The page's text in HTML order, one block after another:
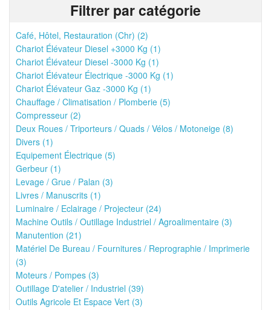
Filtrer par catégorie
Café, Hôtel, Restauration (Chr) (2)
Chariot Élévateur Diesel +3000 Kg (1)
Chariot Élévateur Diesel -3000 Kg (1)
Chariot Élévateur Électrique -3000 Kg (1)
Chariot Élévateur Gaz -3000 Kg (1)
Chauffage / Climatisation / Plomberie (5)
Compresseur (2)
Deux Roues / Triporteurs / Quads / Vélos / Motoneige (8)
Divers (1)
Equipement Électrique (5)
Gerbeur (1)
Levage / Grue / Palan (3)
Livres / Manuscrits (1)
Luminaire / Eclairage / Projecteur (24)
Machine Outils / Outillage Industriel / Agroalimentaire (3)
Manutention (21)
Matériel De Bureau / Fournitures / Reprographie / Imprimerie
(3)
Moteurs / Pompes (3)
Outillage D'atelier / Industriel (39)
Outils Agricole Et Espace Vert (3)